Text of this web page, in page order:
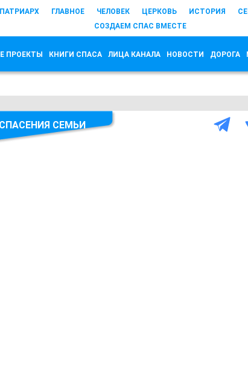
ПАТРИАРХ ГЛАВНОЕ ЧЕЛОВЕК ЦЕРКОВЬ ИСТОРИЯ
СОЗДАЕМ СПАС ВМЕСТЕ
ПРОЕКТЫ КНИГИ СПАСА ЛИЦА КАНАЛА НОВОСТИ ДОРОГА
СЕМЬИ